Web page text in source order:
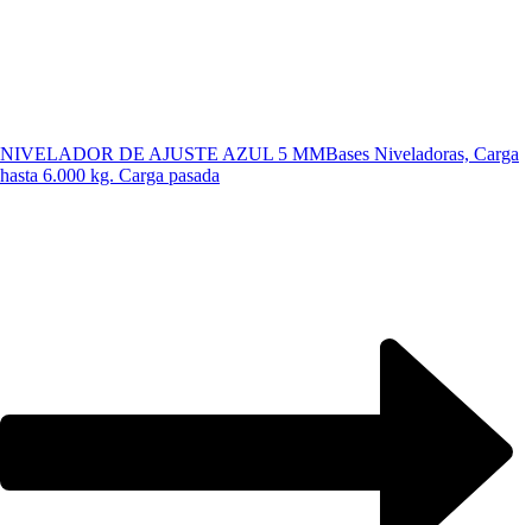
NIVELADOR DE AJUSTE AZUL 5 MMBases Niveladoras, Carga
hasta 6.000 kg. Carga pasada